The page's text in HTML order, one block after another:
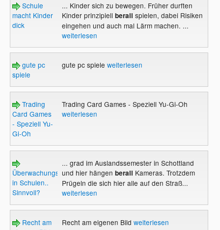
Schule
macht Kinder
dick
... Kinder sich zu bewegen. Früher durften
Kinder prinzipiell berall spielen, dabei Risiken
eingehen und auch mal Lärm machen. ...
weiterlesen
gute pc
spiele
gute pc spiele weiterlesen
Trading
Card Games
- Speziell Yu-
Gi-Oh
Trading Card Games - Speziell Yu-Gi-Oh
weiterlesen
Überwachungskameras
in Schulen..
Sinnvoll?
... grad im Auslandssemester in Schottland
und hier hängen berall Kameras. Trotzdem
Prügeln die sich hier alle auf den Straß...
weiterlesen
Recht am
Recht am eigenen Bild weiterlesen